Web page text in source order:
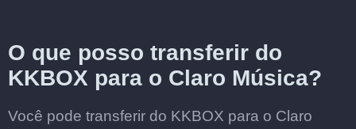
O que posso transferir do
KKBOX para o Claro Música?
Você pode transferir do KKBOX para o Claro